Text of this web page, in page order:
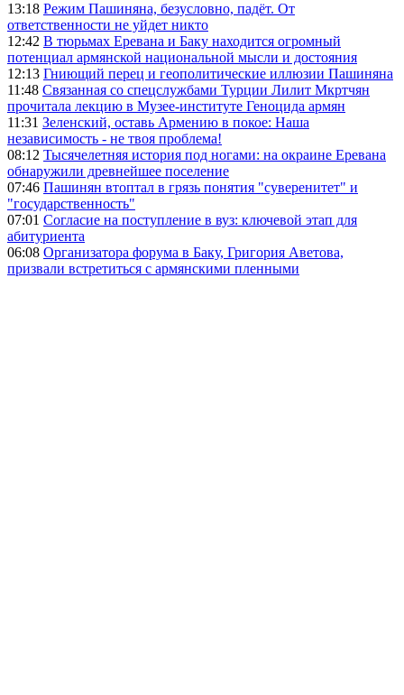
13:18 Режим Пашиняна, безусловно, падёт. От
ответственности не уйдет никто
12:42 В тюрьмах Еревана и Баку находится огромный
потенциал армянской национальной мысли и достояния
12:13 Гниющий перец и геополитические иллюзии Пашиняна
11:48 Связанная со спецслужбами Турции Лилит Мкртчян
прочитала лекцию в Музее-институте Геноцида армян
11:31 Зеленский, оставь Армению в покое: Наша
независимость - не твоя проблема!
08:12 Тысячелетняя история под ногами: на окраине Еревана
обнаружили древнейшее поселение
07:46 Пашинян втоптал в грязь понятия "суверенитет" и
"государственность"
07:01 Согласие на поступление в вуз: ключевой этап для
абитуриента
06:08 Организатора форума в Баку, Григория Аветова,
призвали встретиться с армянскими пленными